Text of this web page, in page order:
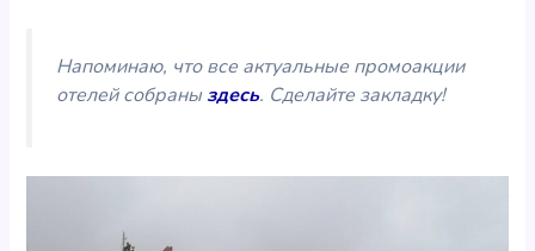
Напоминаю, что все актуальные промоакции
отелей собраныздесь. Сделайте закладку!